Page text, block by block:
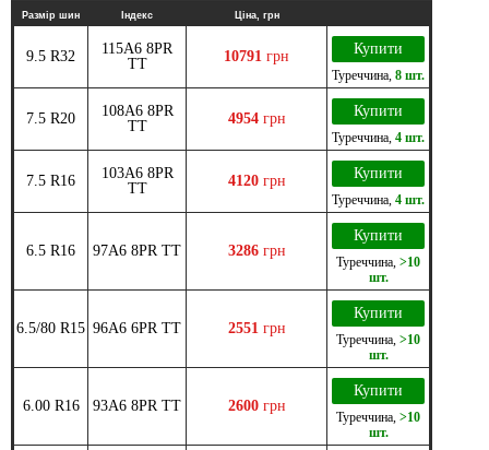
Размір шин Індекс Ціна, грн
9.5 R32
115A6 8PR
TT
10791 грн Купити
Туреччина 8 шт.
7.5 R20
108A6 8PR
TT
4954 грн Купити
Туреччина 4 шт.
7.5 R16
103A6 8PR
TT
4120 грн Купити
Туреччина 4 шт.
6.5 R16 97A6 8PR TT 3286 грн
Купити
Туреччина >10
шт.
6.5/80 R15 96A6 6PR TT 2551 грн
Купити
Туреччина >10
шт.
6.00 R16 93A6 8PR TT 2600 грн
Купити
Туреччина >10
шт.